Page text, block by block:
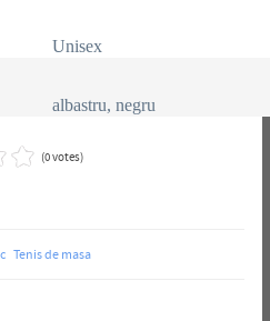
Unisex
albastru, negru
(0 votes)
Tenis de masa